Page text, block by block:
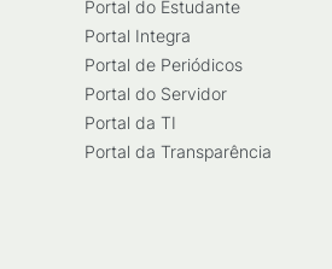
Portal do Estudante
Portal Integra
Portal de Periódicos
Portal do Servidor
Portal da TI
Portal da Transparência